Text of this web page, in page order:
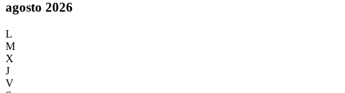
agosto 2026
L
M
X
J
V